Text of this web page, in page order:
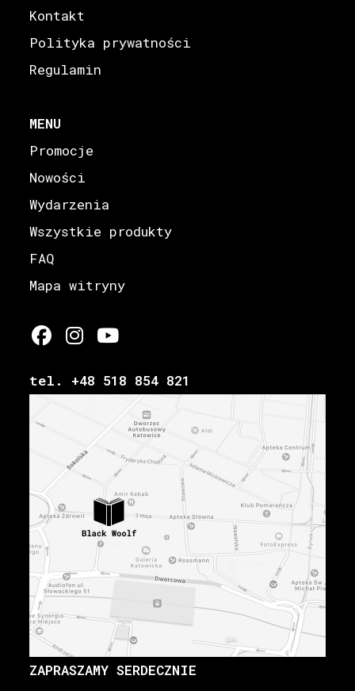
Kontakt
Polityka prywatności
Regulamin
MENU
Promocje
Nowości
Wydarzenia
Wszystkie produkty
FAQ
Mapa witryny
tel. +48 518 854 821
ZAPRASZAMY SERDECZNIE